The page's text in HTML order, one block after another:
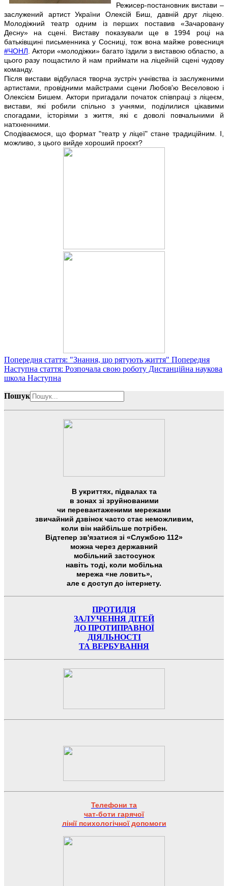
Режисер-постановник вистави –
заслужений артист України Олексій Биш, давній друг ліцею.
Молодіжний театр одним із перших поставив «Зачаровану
Десну» на сцені. Виставу показували ще в 1994 році на
батьківщині письменника у Сосниці, тож вона майже ровесниця
#ЧОНЛ . Актори «молодіжки» багато їздили з виставою областю, а
цього разу пощастило й нам приймати на ліцейній сцені чудову
команду.
Після вистави відбулася творча зустріч учнівства із заслуженими
артистами, провідними майстрами сцени Любов'ю Веселовою і
Олексієм Бишем. Актори пригадали початок співпраці з ліцеєм,
вистави, які робили спільно з учнями, поділилися цікавими
спогадами, історіями з життя, які є доволі повчальними й
натхненними.
Сподіваємося, що формат "театр у ліцеї" стане традиційним. І,
можливо, з цього вийде хороший проєкт?
Попередня стаття: "Знання, що рятують життя" Попередня
Наступна стаття: Розпочала свою роботу Дистанційна наукова
школа Наступна
Пошук
В укриттях, підвалах та
в зонах зі зруйнованими
чи перевантаженими мережами
звичайний дзвінок часто стає неможливим,
коли він найбільше потрібен.
Відтепер зв'язатися зі «Службою 112»
можна через державний
мобільний застосунок
навіть тоді, коли мобільна
мережа «не ловить»,
але є доступ до інтернету.
ПРОТИДІЯ
ЗАЛУЧЕННЯ ДІТЕЙ
ДО ПРОТИПРАВНОЇ
ДІЯЛЬНОСТІ
ТА ВЕРБУВАННЯ
Телефони та
чат-боти гарячої
лінії психологічної допомоги